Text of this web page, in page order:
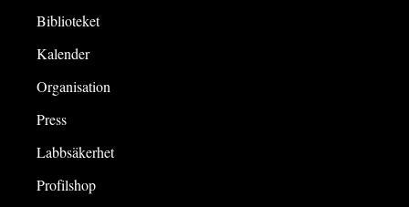
Biblioteket
Kalender
Organisation
Press
Labbsäkerhet
Profilshop